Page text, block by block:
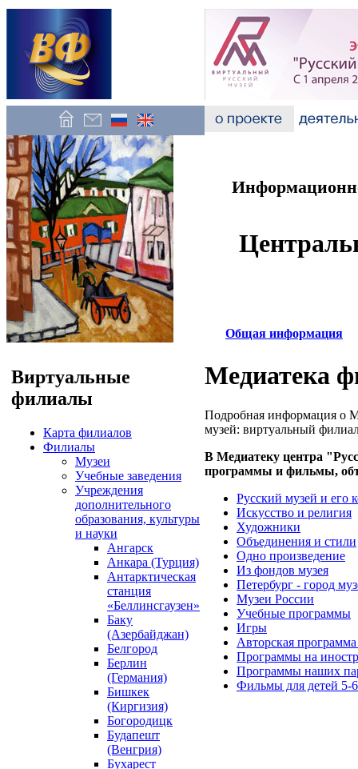
Виртуальные
филиалы
Карта филиалов
Филиалы
Музеи
Учебные заведения
Учреждения
дополнительного
образования, культуры
и науки
Ангарск
Анкара (Турция)
Антарктическая
станция
«Беллинсгаузен»
Баку
(Азербайджан)
Белгород
Берлин
(Германия)
Бишкек
(Киргизия)
Богородицк
Будапешт
(Венгрия)
Бухарест
Общая информация
Медиатека
Подробная информация о
музей: виртуальный
В Медиатеку центра
программы и фильмы,
Русский музей и его
Искусство и религия
Художники
Объединения и стили
Одно произведение
Из фондов музея
Петербург - город
Музеи России
Учебные программы
Игры
Авторская
Программы на
Программы наших
Фильмы для детей 5-